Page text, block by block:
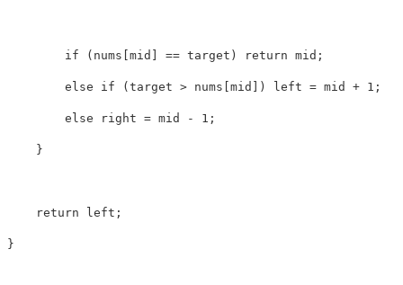
if ( nums [mid ] == target ) return mid ;
else if (target > nums [mid ]) left = mid + 1 ;
else right = mid - 1 ;
}
return left ;
}